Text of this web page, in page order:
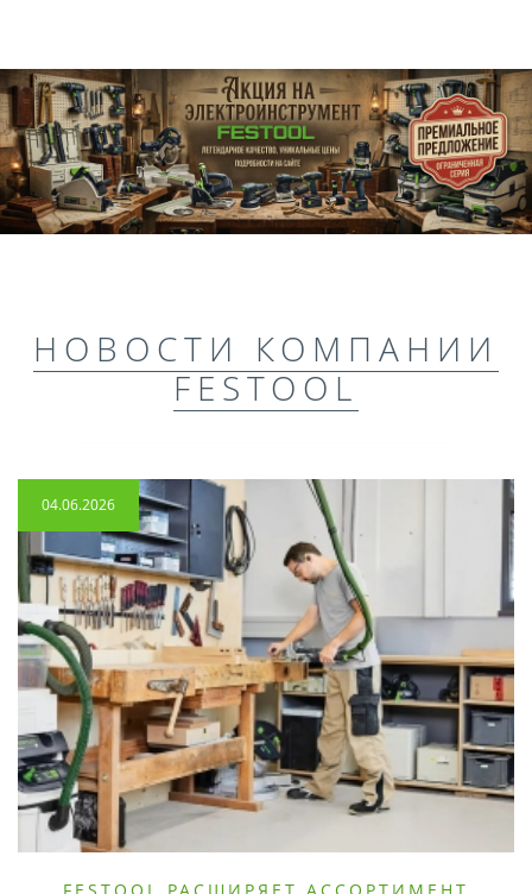
НОВОСТИ КОМПАНИИ
FESTOOL
04.06.2026
FESTOOL РАСШИРЯЕТ АССОРТИМЕНТ